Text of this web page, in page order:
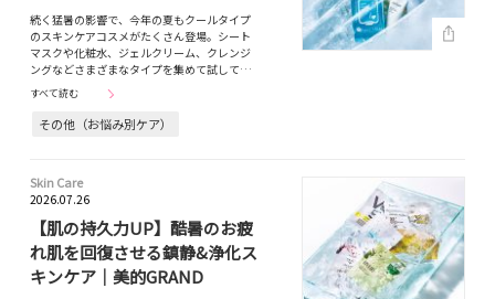
続く猛暑の影響で、今年の夏もクールタイプ
のスキンケアコスメがたくさん登場。シート
マスクや化粧水、ジェルクリーム、クレンジ
ングなどさまざまなタイプを集めて試して…
すべて読む
その他（お悩み別ケア）
Skin Care
2026.07.26
【肌の持久力UP】酷暑のお疲
れ肌を回復させる鎮静&浄化ス
キンケア｜美的GRAND